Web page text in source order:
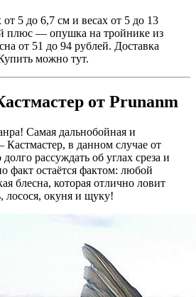
5 до 6,7 см и весах от 5 до 13
плюс — опушка на тройнике из
от 51 до 94 рублей. Доставка
можно тут.
от Prunanm
Самая дальнобойная и
Кастмастер, в данном случае от
рассуждать об углах среза и
факт остаётся фактом: любой
блесна, которая отлично ловит
лосося, окуня и щуку!